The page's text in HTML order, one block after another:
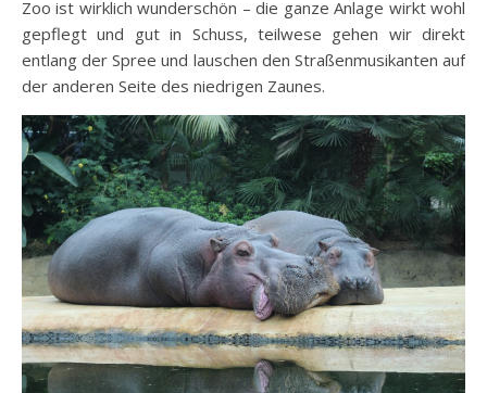
Zoo ist wirklich wunderschön – die ganze Anlage wirkt wohl
gepflegt und gut in Schuss, teilwese gehen wir direkt
entlang der Spree und lauschen den Straßenmusikanten auf
der anderen Seite des niedrigen Zaunes.